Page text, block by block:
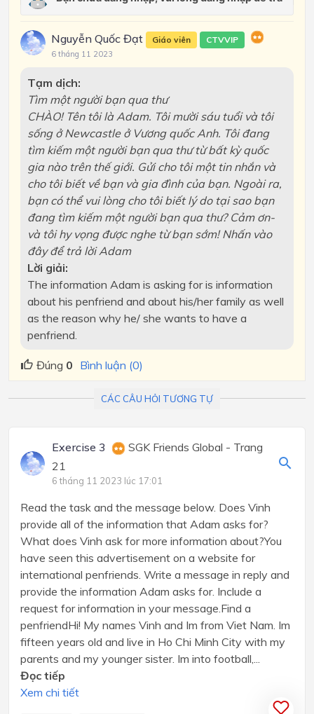
Nguyễn Quốc Đạt Giáo viên CTVVIP
6 tháng 11 2023
Tạm dịch:
Tìm một người bạn qua thư
CHÀO! Tên tôi là Adam. Tôi mười sáu tuổi và tôi
sống ở Newcastle ở Vương quốc Anh. Tôi đang
tìm kiếm một người bạn qua thư từ bất kỳ quốc
gia nào trên thế giới. Gửi cho tôi một tin nhắn và
cho tôi biết về bạn và gia đình của bạn. Ngoài ra,
bạn có thể vui lòng cho tôi biết lý do tại sao bạn
đang tìm kiếm một người bạn qua thư? Cảm ơn-
và tôi hy vọng được nghe từ bạn sớm! Nhấn vào
đây để trả lời Adam
Lời giải:
The information Adam is asking for is information
about his penfriend and about his/her family as well
as the reason why he/ she wants to have a
penfriend.
Đúng 0 Bình luận (0)
CÁC CÂU HỎI TƯƠNG TỰ
Exercise 3
SGK Friends Global - Trang
21
6 tháng 11 2023 lúc 17:01
Read the task and the message below. Does Vinh
provide all of the information that Adam asks for?
What does Vinh ask for more information about?You
have seen this advertisement on a website for
international penfriends. Write a message in reply and
provide the information Adam asks for. Include a
request for information in your message.Find a
penfriendHi! My names Vinh and Im from Viet Nam. Im
fifteen years old and live in Ho Chi Minh City with my
parents and my younger sister. Im into football,...
Đọc tiếp
Xem chi tiết